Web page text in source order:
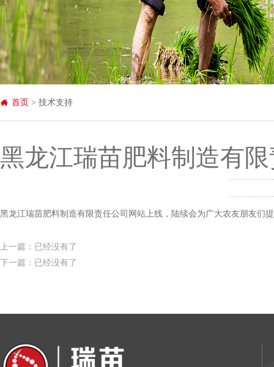
首页 > 技术支持
黑龙江瑞苗肥料制造有
黑龙江瑞苗肥料制造有限责任公司网站上线，陆续会为广大农友朋友们
上一篇：已经没有了
下一篇：已经没有了